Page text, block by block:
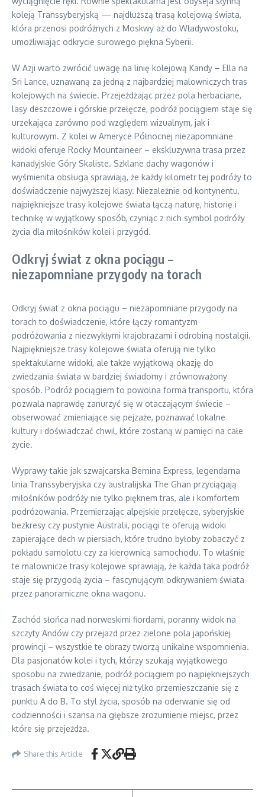
koleją Transsyberyjską — najdłuższą trasą kolejową świata,
która przenosi podróżnych z Moskwy aż do Władywostoku,
umożliwiając odkrycie surowego piękna Syberii.
W Azji warto zwrócić uwagę na linię kolejową Kandy – Ella na
Sri Lance, uznawaną za jedną z najbardziej malowniczych tras
kolejowych na świecie. Przejeżdżając przez pola herbaciane,
lasy deszczowe i górskie przełęcze, podróż pociągiem staje się
urzekająca zarówno pod względem wizualnym, jak i
kulturowym. Z kolei w Ameryce Północnej niezapomniane
widoki oferuje Rocky Mountaineer – ekskluzywna trasa przez
kanadyjskie Góry Skaliste. Szklane dachy wagonów i
wyśmienita obsługa sprawiają, że każdy kilometr tej podróży to
doświadczenie najwyższej klasy. Niezależnie od kontynentu,
najpiękniejsze trasy kolejowe świata łączą naturę, historię i
technikę w wyjątkowy sposób, czyniąc z nich symbol podróży
życia dla miłośników kolei i przygód.
Odkryj świat z okna pociągu –
niezapomniane przygody na torach
Odkryj świat z okna pociągu – niezapomniane przygody na
torach to doświadczenie, które łączy romantyzm
podróżowania z niezwykłymi krajobrazami i odrobiną nostalgii.
Najpiękniejsze trasy kolejowe świata oferują nie tylko
spektakularne widoki, ale także wyjątkową okazję do
zwiedzania świata w bardziej świadomy i zrównoważony
sposób. Podróż pociągiem to powolna forma transportu, która
pozwala naprawdę zanurzyć się w otaczającym świecie –
obserwować zmieniające się pejzaże, poznawać lokalne
kultury i doświadczać chwil, które zostaną w pamięci na całe
życie.
Wyprawy takie jak szwajcarska Bernina Express, legendarna
linia Transsyberyjska czy australijska The Ghan przyciągają
miłośników podróży nie tylko pięknem tras, ale i komfortem
podróżowania. Przemierzając alpejskie przełęcze, syberyjskie
bezkresy czy pustynie Australii, pociągi te oferują widoki
zapierające dech w piersiach, które trudno byłoby zobaczyć z
pokładu samolotu czy za kierownicą samochodu. To właśnie
te malownicze trasy kolejowe sprawiają, że każda taka podróż
staje się przygodą życia – fascynującym odkrywaniem świata
przez panoramiczne okna wagonu.
Zachód słońca nad norweskimi fiordami, poranny widok na
szczyty Andów czy przejazd przez zielone pola japońskiej
prowincji – wszystkie te obrazy tworzą unikalne wspomnienia.
Dla pasjonatów kolei i tych, którzy szukają wyjątkowego
sposobu na zwiedzanie, podróż pociągiem po najpiękniejszych
trasach świata to coś więcej niż tylko przemieszczanie się z
punktu A do B. To styl życia, sposób na oderwanie się od
codzienności i szansa na głębsze zrozumienie miejsc, przez
które się przejeżdża.
Share this Article